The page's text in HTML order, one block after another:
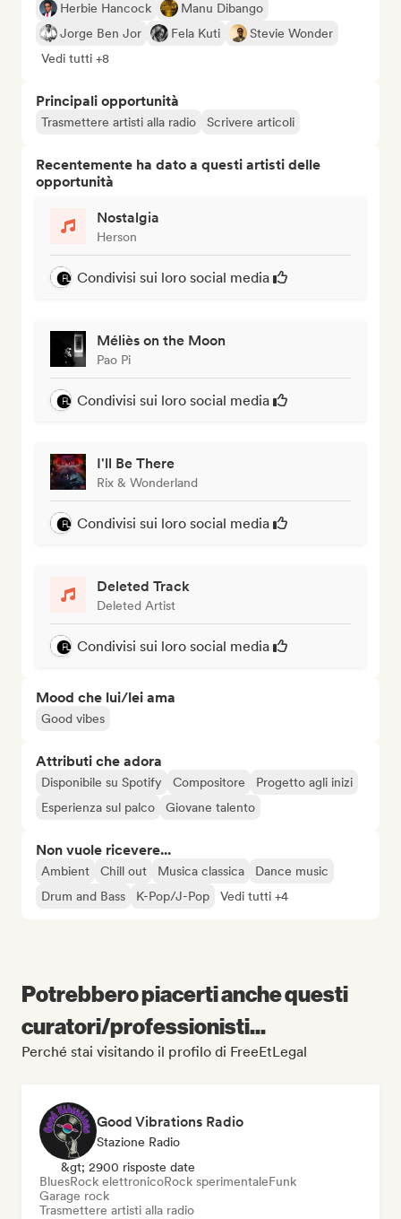
Herbie Hancock
Manu Dibango
Jorge Ben Jor
Fela Kuti
Stevie Wonder
Vedi tutti +8
Principali opportunità
Trasmettere artisti alla radio Scrivere articoli
Recentemente ha dato a questi artisti delle
opportunità
Nostalgia
Herson
Condivisi sui loro social media
Méliès on the Moon
Pao Pi
Condivisi sui loro social media
I'll Be There
Rix & Wonderland
Condivisi sui loro social media
Deleted Track
Deleted Artist
Condivisi sui loro social media
Mood che lui/lei ama
Good vibes
Attributi che adora
Disponibile su Spotify Compositore
Progetto agli inizi
Esperienza sul palco
Giovane talento
Non vuole ricevere...
Ambient Chill out Musica classica
Dance music
Drum and Bass
K-Pop/J-Pop Vedi tutti +4
Potrebbero piacerti anche questi
curatori/professionisti...
Perché stai visitando il profilo di FreeEtLegal
Good Vibrations Radio
Stazione Radio
&gt; 2900 risposte date
BluesRock elettronicoRock sperimentaleFunk
Garage rock
Trasmettere artisti alla radio